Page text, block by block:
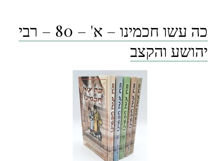
כה עשו חכמינו – א' – 80 – רבי
יהושע והקצב